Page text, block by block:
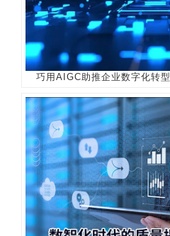
巧用AIGC助推企业数字化转型